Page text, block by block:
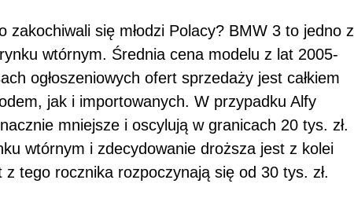
się młodzi Polacy? BMW 3 to jedno z
wtórnym. Średnia cena modelu z lat 2005-
ogłoszeniowych ofert sprzedaży jest całkiem
jak i importowanych. W przypadku Alfy
mniejsze i oscylują w granicach 20 tys. zł.
wtórnym i zdecydowanie droższa jest z kolei
tego rocznika rozpoczynają się od 30 tys. zł.